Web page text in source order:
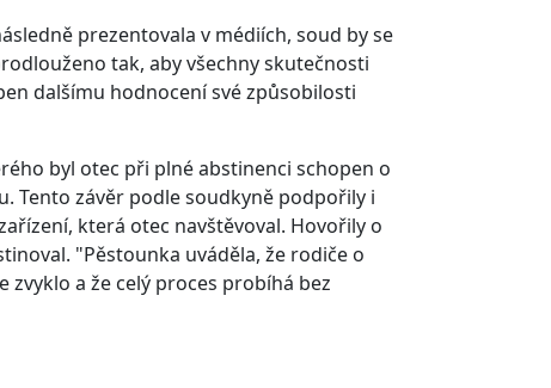
prezentovala v médiích, soud by se
tak, aby všechny skutečnosti
dalšímu hodnocení své způsobilosti
byl otec při plné abstinenci schopen o
Tento závěr podle soudkyně podpořily i
která otec navštěvoval. Hovořily o
"Pěstounka uváděla, že rodiče o
zvyklo a že celý proces probíhá bez